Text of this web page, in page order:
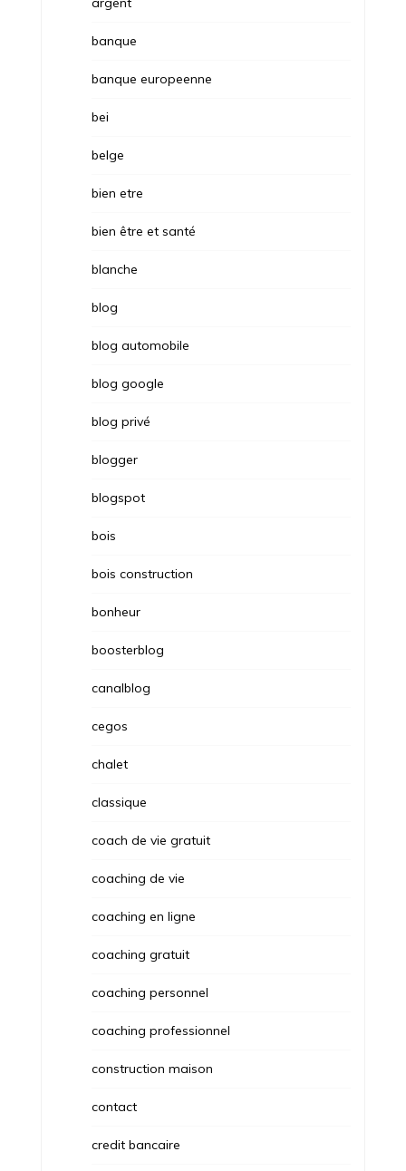
banque
banque europeenne
bei
belge
bien etre
bien être et santé
blanche
blog
blog automobile
blog google
blog privé
blogger
blogspot
bois
bois construction
bonheur
boosterblog
canalblog
cegos
chalet
classique
coach de vie gratuit
coaching de vie
coaching en ligne
coaching gratuit
coaching personnel
coaching professionnel
construction maison
contact
credit bancaire